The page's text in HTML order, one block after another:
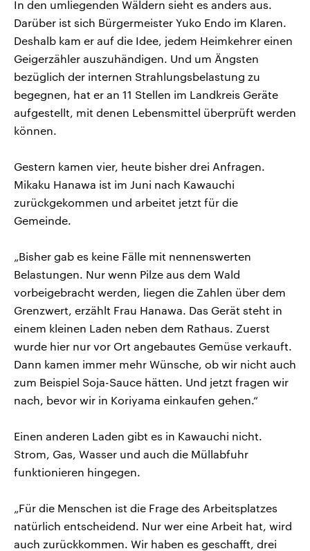
In den umliegenden Wäldern sieht es anders aus.
Darüber ist sich Bürgermeister Yuko Endo im Klaren.
Deshalb kam er auf die Idee, jedem Heimkehrer einen
Geigerzähler auszuhändigen. Und um Ängsten
bezüglich der internen Strahlungsbelastung zu
begegnen, hat er an 11 Stellen im Landkreis Geräte
aufgestellt, mit denen Lebensmittel überprüft werden
können.
Gestern kamen vier, heute bisher drei Anfragen.
Mikaku Hanawa ist im Juni nach Kawauchi
zurückgekommen und arbeitet jetzt für die
Gemeinde.
„Bisher gab es keine Fälle mit nennenswerten
Belastungen. Nur wenn Pilze aus dem Wald
vorbeigebracht werden, liegen die Zahlen über dem
Grenzwert, erzählt Frau Hanawa. Das Gerät steht in
einem kleinen Laden neben dem Rathaus. Zuerst
wurde hier nur vor Ort angebautes Gemüse verkauft.
Dann kamen immer mehr Wünsche, ob wir nicht auch
zum Beispiel Soja-Sauce hätten. Und jetzt fragen wir
nach, bevor wir in Koriyama einkaufen gehen.“
Einen anderen Laden gibt es in Kawauchi nicht.
Strom, Gas, Wasser und auch die Müllabfuhr
funktionieren hingegen.
„Für die Menschen ist die Frage des Arbeitsplatzes
natürlich entscheidend. Nur wer eine Arbeit hat, wird
auch zurückkommen. Wir haben es geschafft, drei